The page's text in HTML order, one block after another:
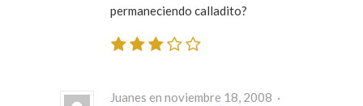
permaneciendo calladito?
Juanes en noviembre 18, 2008 ·